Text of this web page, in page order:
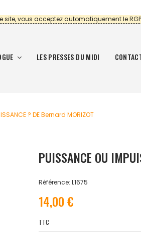
site, vous acceptez automatiquement le
LES PRESSES DU MIDI
? DE Bernard MORIZOT
PUISSANCE OU
Référence: L1675
14,00 €
TTC